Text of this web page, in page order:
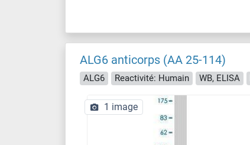
ALG6 anticorps (AA 25-114)
ALG6 Reactivité: Humain WB, ELISA
1 image